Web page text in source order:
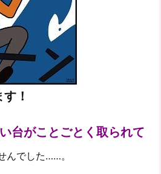
！
台がことごとく取られて
んでした……。